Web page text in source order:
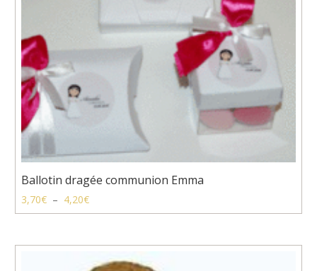
Ballotin dragée communion Emma
3,70€ – 4,20€Plage
de
3,70€
à